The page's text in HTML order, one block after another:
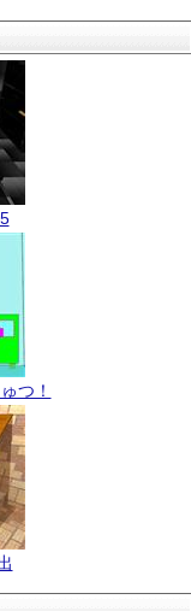
つ！